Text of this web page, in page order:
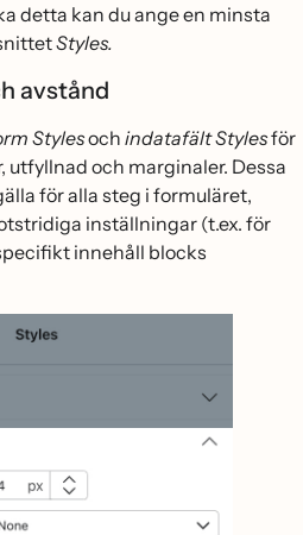
detta kan du ange en minsta
Styles.
avstånd
Stylesoch indatafält Stylesför
och marginaler. Dessa
för alla steg i formuläret,
inställningar (t.ex. för
innehåll blocks